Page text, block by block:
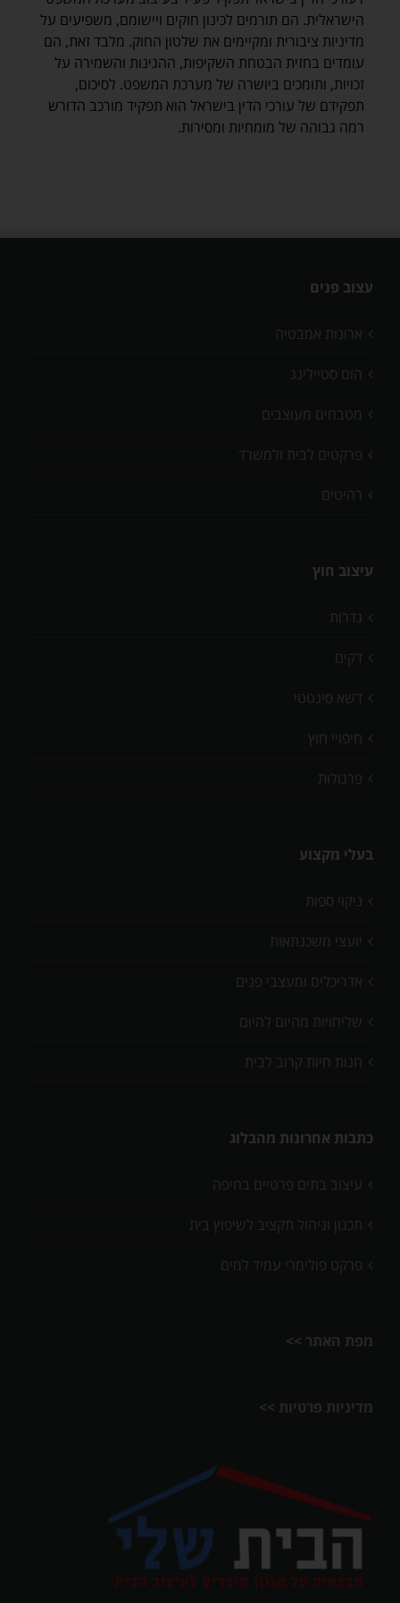
הישראלית. הם תורמים לכינון חוקים ויישומם, משפיעים על
מדיניות ציבורית ומקיימים את שלטון החוק. מלבד זאת, הם
עומדים בחזית הבטחת השקיפות, ההגינות והשמירה על
זכויות, ותומכים ביושרה של מערכת המשפט. לסיכום,
תפקידם של עורכי הדין בישראל הוא תפקיד מורכב הדורש
רמה גבוהה של מומחיות ומסירות.
עצוב פנים
ארונות אמבטיה
הום סטיילינג
מטבחים מעוצבים
פרקטים לבית ולמשרד
רהיטים
עיצוב חוץ
גדרות
דקים
דשא סינטטי
חיפויי חוץ
פרגולות
בעלי מקצוע
ניקוי ספות
יועצי משכנתאות
אדריכלים ומעצבי פנים
שליחויות מהיום להיום
חנות חיות קרוב לבית
כתבות אחרונות מהבלוג
עיצוב בתים פרטיים בחיפה
תכנון וניהול תקציב לשיפוץ בית
פרקט פולימרי עמיד למים
מפת האתר >>
מדיניות פרטיות >>